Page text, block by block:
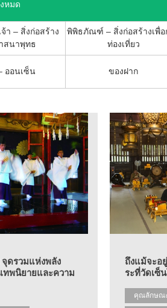
หมด
า – สิ่งก่อสร้าง
สนาพุทธ
พิพิธภัณฑ์ – สิ่งก่อสร้างเพื่อ
ท่องเที่ยว
ออนเซ็น ของฝาก
จุดรวมแห่งพลัง
ทพนิยายและความ
ถึงแม้จะอ
ระที่วัดเซ็
คุณลักษณ